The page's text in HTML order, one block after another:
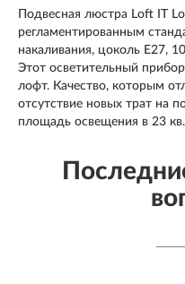
Подвесная люстра Loft IT
регламентированным
накаливания, цоколь E27,
Этот осветительный
лофт. Качество, которым
отсутствие новых трат на
площадь освещения в 23